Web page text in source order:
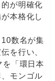
が明確化
本格化し
数名が集
を行い、
「環日本
モンゴル